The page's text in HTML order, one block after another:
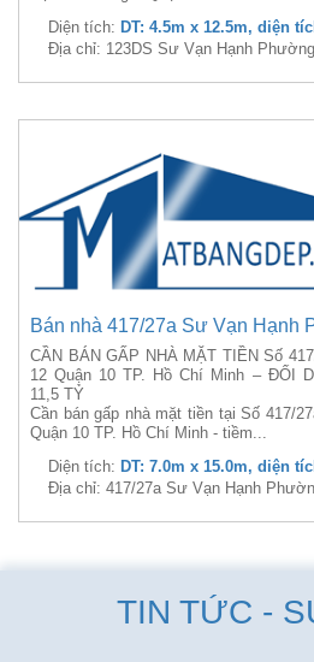
Diện tích: DT: 4.5m x 12.5m, diện
Địa chỉ: 123DS Sư Vạn Hạnh
Bán nhà 417/27a Sư Vạn Hạnh
CẦN BÁN GẤP NHÀ MẶT TIỀN Số
12 Quận 10 TP. Hồ Chí Minh – ĐỐI
11,5 TỶ
Cần bán gấp nhà mặt tiền tại Số 417/
Quận 10 TP. Hồ Chí Minh - tiềm...
Diện tích: DT: 7.0m x 15.0m, diện
Địa chỉ: 417/27a Sư Vạn Hạnh
TIN TỨC -